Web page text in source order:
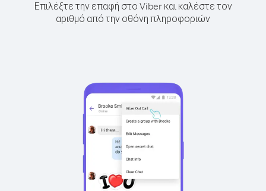
Επιλέξτε την επαφή στο Viber και καλέστε τον
αριθμό από την οθόνη πληροφοριών